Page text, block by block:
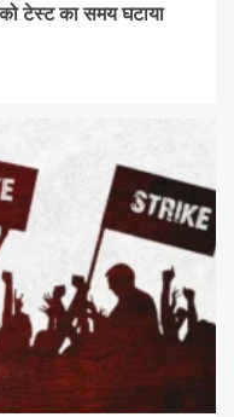
टेस्ट का समय घटाया